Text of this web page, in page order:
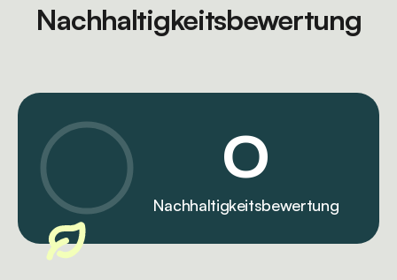
Nachhaltigkeitsbewertung
0
Nachhaltigkeitsbewertung